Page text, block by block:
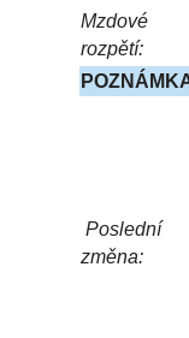
Mzdové
rozpětí:
Poslední
změna: